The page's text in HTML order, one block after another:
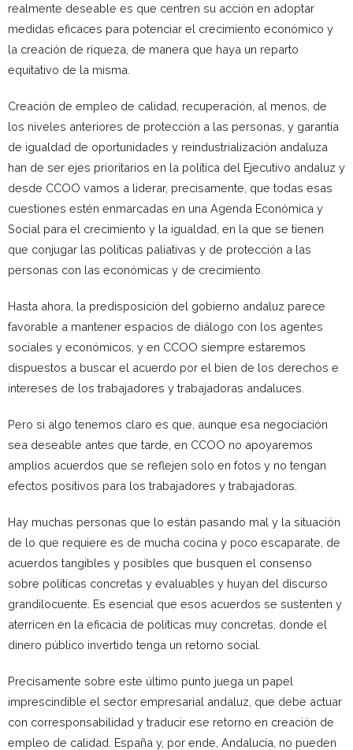
realmente deseable es que centren su acción en adoptar
medidas eficaces para potenciar el crecimiento económico y
la creación de riqueza, de manera que haya un reparto
equitativo de la misma.
Creación de empleo de calidad, recuperación, al menos, de
los niveles anteriores de protección a las personas, y garantía
de igualdad de oportunidades y reindustrialización andaluza
han de ser ejes prioritarios en la política del Ejecutivo andaluz y
desde CCOO vamos a liderar, precisamente, que todas esas
cuestiones estén enmarcadas en una Agenda Económica y
Social para el crecimiento y la igualdad, en la que se tienen
que conjugar las políticas paliativas y de protección a las
personas con las económicas y de crecimiento.
Hasta ahora, la predisposición del gobierno andaluz parece
favorable a mantener espacios de diálogo con los agentes
sociales y económicos, y en CCOO siempre estaremos
dispuestos a buscar el acuerdo por el bien de los derechos e
intereses de los trabajadores y trabajadoras andaluces.
Pero si algo tenemos claro es que, aunque esa negociación
sea deseable antes que tarde, en CCOO no apoyaremos
amplios acuerdos que se reflejen solo en fotos y no tengan
efectos positivos para los trabajadores y trabajadoras.
Hay muchas personas que lo están pasando mal y la situación
de lo que requiere es de mucha cocina y poco escaparate, de
acuerdos tangibles y posibles que busquen el consenso
sobre políticas concretas y evaluables y huyan del discurso
grandilocuente. Es esencial que esos acuerdos se sustenten y
aterricen en la eficacia de políticas muy concretas, donde el
dinero público invertido tenga un retorno social.
Precisamente sobre este último punto juega un papel
imprescindible el sector empresarial andaluz, que debe actuar
con corresponsabilidad y traducir ese retorno en creación de
empleo de calidad. España y, por ende, Andalucía, no pueden